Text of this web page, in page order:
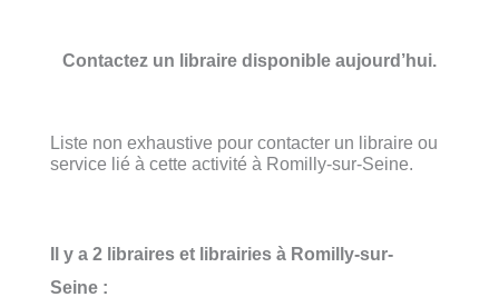
Contactez un libraire disponible aujourd’hui.
Liste non exhaustive pour contacter un libraire ou
service lié à cette activité à Romilly-sur-Seine.
Il y a 2 libraires et librairies à Romilly-sur-
Seine :